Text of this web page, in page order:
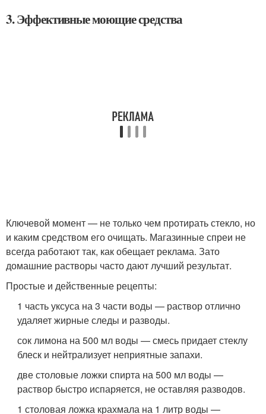
3. Эффективные моющие средства
Ключевой момент — не только чем протирать стекло, но
и каким средством его очищать. Магазинные спреи не
всегда работают так, как обещает реклама. Зато
домашние растворы часто дают лучший результат.
Простые и действенные рецепты:
1 часть уксуса на 3 части воды — раствор отлично
удаляет жирные следы и разводы.
сок лимона на 500 мл воды — смесь придает стеклу
блеск и нейтрализует неприятные запахи.
две столовые ложки спирта на 500 мл воды —
раствор быстро испаряется, не оставляя разводов.
1 столовая ложка крахмала на 1 литр воды —